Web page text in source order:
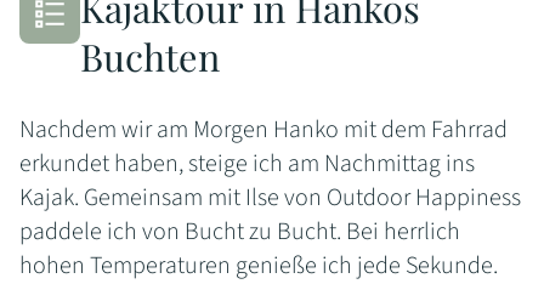
Buchten
Nachdem wir am Morgen Hanko mit dem Fahrrad
erkundet haben, steige ich am Nachmittag ins
Kajak. Gemeinsam mit Ilse von Outdoor Happiness
paddele ich von Bucht zu Bucht. Bei herrlich
hohen Temperaturen genieße ich jede Sekunde.